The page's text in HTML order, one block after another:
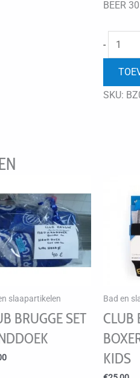
BEER
-
Club
Brugge
beer
30cm
SKU:
slaapartikelen
BRUGGE SET
Bad en
CLUB
KIDS